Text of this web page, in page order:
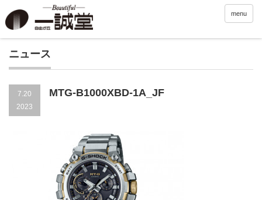
menu
ニュース
7.20
2023
MTG-B1000XBD-1A_JF